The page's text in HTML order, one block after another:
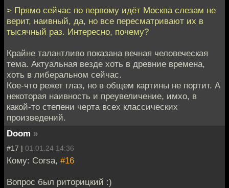
> Прямо сейчас по первому идёт Москва слезам не
верит, наивный, да, но все пересматривают их в
тысячный раз. Интересно, почему?
Крайне талантливо показана вечная человеческая
тема. Актуальная везде хоть в древние времена,
хоть в либеральном сейчас.
Кое-что режет глаз, но в общем картины не портит. А
некоторая наивность и преувеличение, имхо, в
какой-то степени черта всех классических
произведений.
Doom »
#17 | 01.01.24 14:36
Кому: Corsa, #16
Вопрос был риторицкий :)